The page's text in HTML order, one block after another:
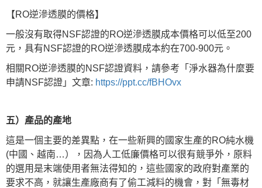
【RO逆滲透膜的價格】
一般沒有取得NSF認證的RO逆滲透膜成本價格可以低至200
元，具有NSF認證的RO逆滲透膜成本約在700-900元。
相關RO逆滲透膜的NSF認證資料，請參考「淨水器為什麼要
申請NSF認證」文章: https://ppt.cc/fBHOvx
五）產品的產地
這是一個主要的差異點，在一些新興的國家生產的RO純水機
(中國、越南…），因為人工低廉價格可以很有競爭外，原料
的選用是末端使用者無法得知的，這些國家的政府對產業的
要求不高，就讓生產廠商有了偷工減料的機會，對「無毒材